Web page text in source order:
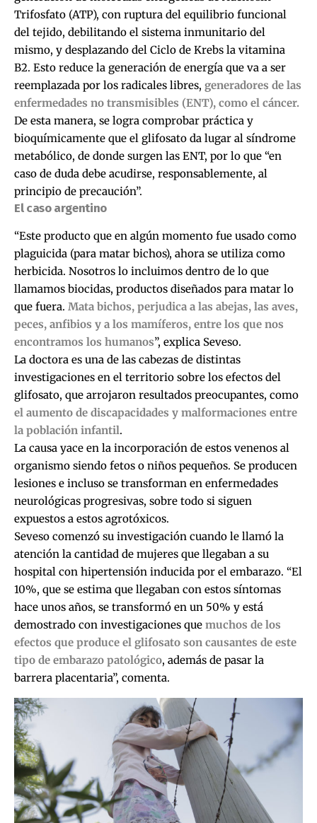
Trifosfato (ATP), con ruptura del equilibrio funcional
del tejido, debilitando el sistema inmunitario del
mismo, y desplazando del Ciclo de Krebs la vitamina
B2. Esto reduce la generación de energía que va a ser
reemplazada por los radicales libres, generadores de las
enfermedades no transmisibles (ENT), como el cáncer.
De esta manera, se logra comprobar práctica y
bioquímicamente que el glifosato da lugar al síndrome
metabólico, de donde surgen las ENT, por lo que “en
caso de duda debe acudirse, responsablemente, al
principio de precaución”.
El caso argentino
“Este producto que en algún momento fue usado como
plaguicida (para matar bichos), ahora se utiliza como
herbicida. Nosotros lo incluimos dentro de lo que
llamamos biocidas, productos diseñados para matar lo
que fuera. Mata bichos, perjudica a las abejas, las aves,
peces, anfibios y a los mamíferos, entre los que nos
encontramos los humanos”, explica Seveso.
La doctora es una de las cabezas de distintas
investigaciones en el territorio sobre los efectos del
glifosato, que arrojaron resultados preocupantes, como
el aumento de discapacidades y malformaciones entre
la población infantil.
La causa yace en la incorporación de estos venenos al
organismo siendo fetos o niños pequeños. Se producen
lesiones e incluso se transforman en enfermedades
neurológicas progresivas, sobre todo si siguen
expuestos a estos agrotóxicos.
Seveso comenzó su investigación cuando le llamó la
atención la cantidad de mujeres que llegaban a su
hospital con hipertensión inducida por el embarazo. “El
10%, que se estima que llegaban con estos síntomas
hace unos años, se transformó en un 50% y está
demostrado con investigaciones que muchos de los
efectos que produce el glifosato son causantes de este
tipo de embarazo patológico, además de pasar la
barrera placentaria”, comenta.